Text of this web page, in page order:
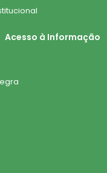
Acesso à Informação